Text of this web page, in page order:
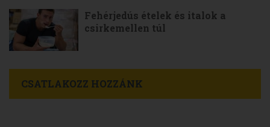
Fehérjedús ételek és italok a
csirkemellen túl
CSATLAKOZZ HOZZÁNK